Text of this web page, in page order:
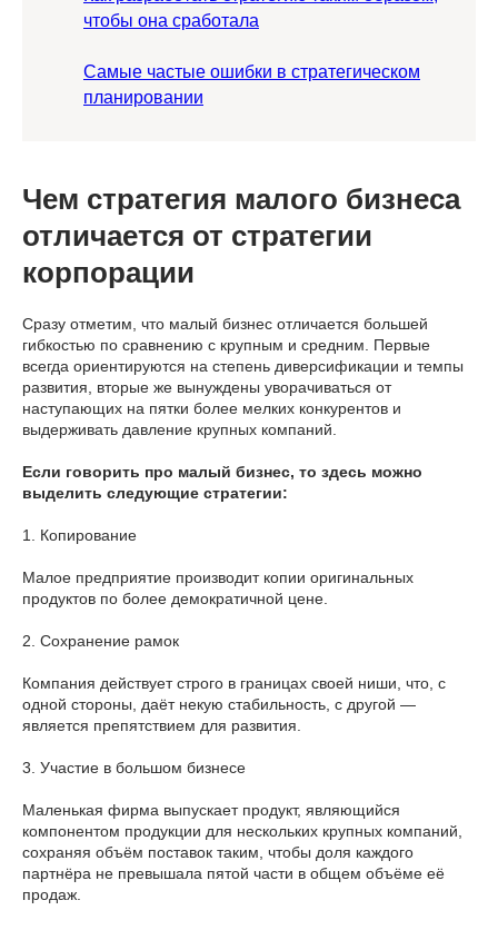
чтобы она сработала
Самые частые ошибки в стратегическом
планировании
Чем стратегия малого бизнеса
отличается от стратегии
корпорации
Сразу отметим, что малый бизнес отличается большей
гибкостью по сравнению с крупным и средним. Первые
всегда ориентируются на степень диверсификации и темпы
развития, вторые же вынуждены уворачиваться от
наступающих на пятки более мелких конкурентов и
выдерживать давление крупных компаний.
Если говорить про малый бизнес, то здесь можно
выделить следующие стратегии:
1. Копирование
Малое предприятие производит копии оригинальных
продуктов по более демократичной цене.
2. Сохранение рамок
Компания действует строго в границах своей ниши, что, с
одной стороны, даёт некую стабильность, с другой —
является препятствием для развития.
3. Участие в большом бизнесе
Маленькая фирма выпускает продукт, являющийся
компонентом продукции для нескольких крупных компаний,
сохраняя объём поставок таким, чтобы доля каждого
партнёра не превышала пятой части в общем объёме её
продаж.